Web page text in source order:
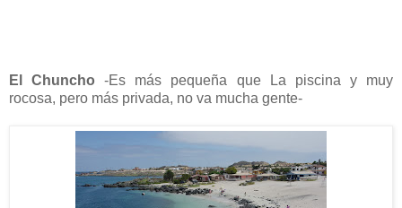
El Chuncho -Es más pequeña que La piscina y muy
rocosa, pero más privada, no va mucha gente-